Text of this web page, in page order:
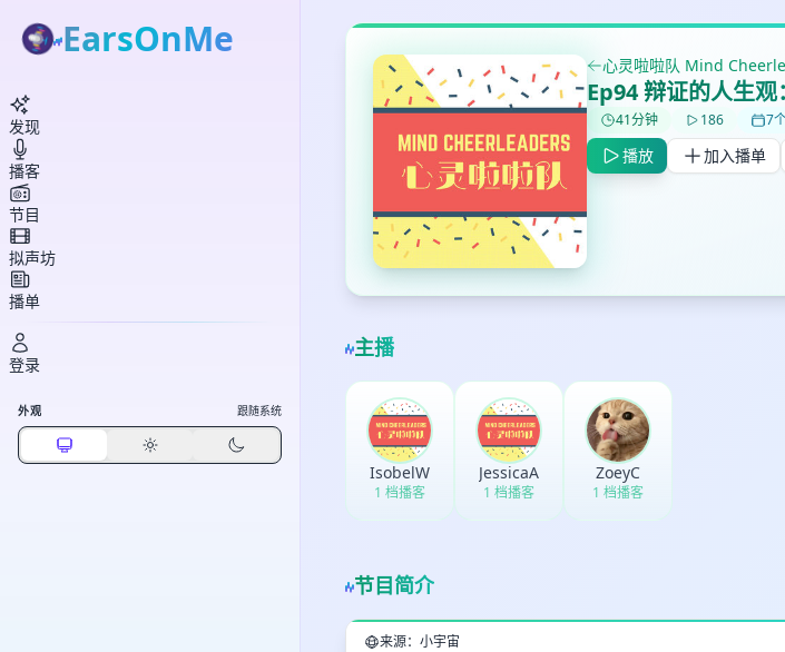
心灵啦啦队 Mind
Ep94 辩证的人生
41分钟 186 7
播放 加入播单
主播
IsobelW
1 档播客
JessicaA
1 档播客
ZoeyC
1 档播客
节目简介
来源：小宇宙
打分
鼠标下留人
删除确认
EarsOnMe
发现
播客
节目
拟声坊
播单
登录
外观 跟随系统
加入播单